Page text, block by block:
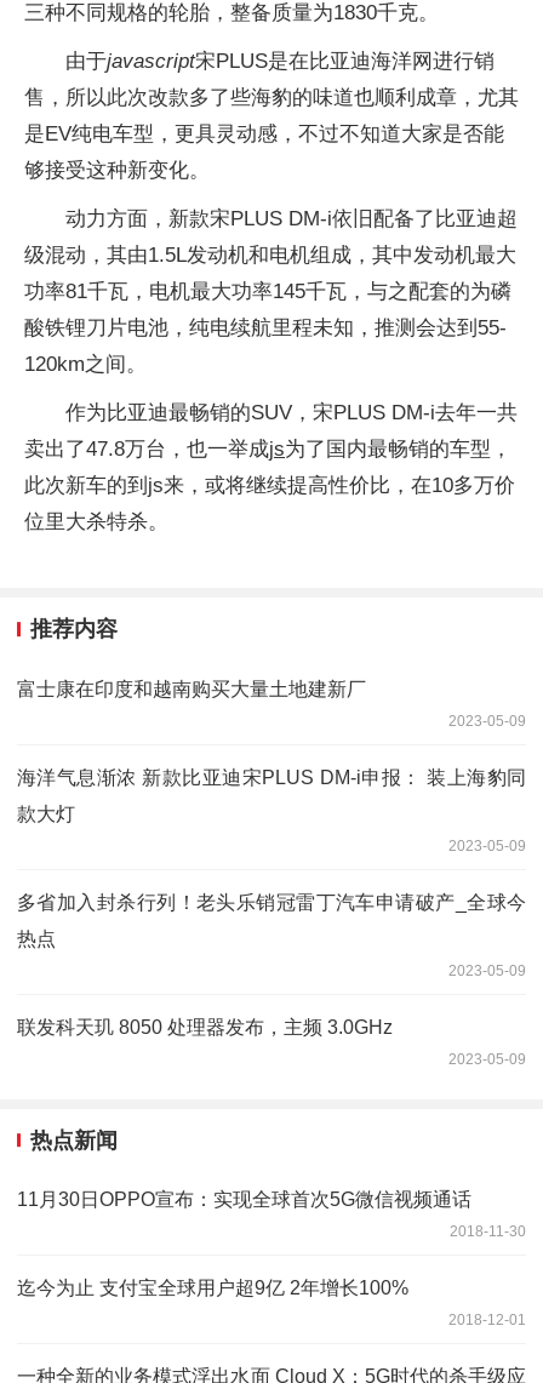
三种不同规格的轮胎，整备质量为1830千克。
由于javascript宋PLUS是在比亚迪海洋网进行销
售，所以此次改款多了些海豹的味道也顺利成章，尤其
是EV纯电车型，更具灵动感，不过不知道大家是否能
够接受这种新变化。
动力方面，新款宋PLUS DM-i依旧配备了比亚迪超
级混动，其由1.5L发动机和电机组成，其中发动机最大
功率81千瓦，电机最大功率145千瓦，与之配套的为磷
酸铁锂刀片电池，纯电续航里程未知，推测会达到55-
120km之间。
作为比亚迪最畅销的SUV，宋PLUS DM-i去年一共
卖出了47.8万台，也一举成js为了国内最畅销的车型，
此次新车的到js来，或将继续提高性价比，在10多万价
位里大杀特杀。
推荐内容
富士康在印度和越南购买大量土地建新厂
2023-05-09
海洋气息渐浓 新款比亚迪宋PLUS DM-i申报： 装上海豹同
款大灯
2023-05-09
多省加入封杀行列！老头乐销冠雷丁汽车申请破产_全球今
热点
2023-05-09
联发科天玑 8050 处理器发布，主频 3.0GHz
2023-05-09
热点新闻
11月30日OPPO宣布：实现全球首次5G微信视频通话
2018-11-30
迄今为止 支付宝全球用户超9亿 2年增长100%
2018-12-01
一种全新的业务模式浮出水面 Cloud X：5G时代的杀手级应